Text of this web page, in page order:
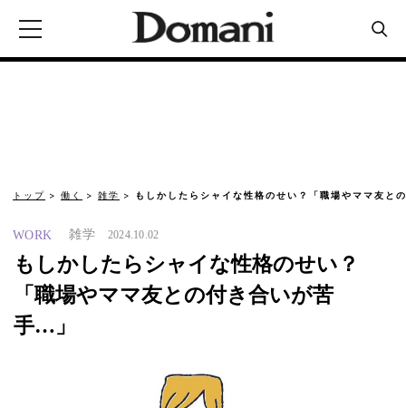
トップ 働く 雑学 もしかしたらシャイな性格のせい？「職場やママ友と
WORK 雑学 2024.10.02
もしかしたらシャイな性格のせい？
「職場やママ友との付き合いが苦
手…」